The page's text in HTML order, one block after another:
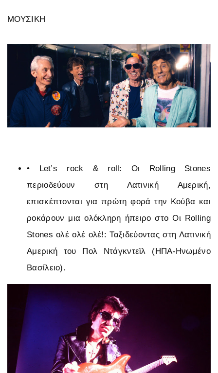
ΜΟΥΣΙΚΗ
•
Let’s rock & roll: Οι Rolling Stones
περιοδεύουν στη Λατινική Αμερική,
επισκέπτονται για πρώτη φορά την Κούβα και
ροκάρουν μια ολόκληρη ήπειρο στο Οι Rolling
Stones ολέ ολέ ολέ!: Ταξιδεύοντας στη Λατινική
Αμερική του Πολ Ντάγκντεϊλ (ΗΠΑ-Ηνωμένο
Βασίλειο).